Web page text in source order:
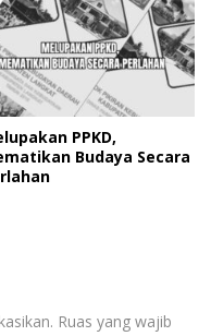
PPKD,
Budaya Secara
Ruas yang wajib